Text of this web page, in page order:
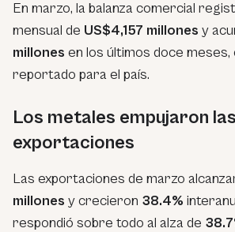
En marzo, la balanza comercial
mensual de US$4,157 millones y
millones en los últimos doce meses,
reportado para el país.
Los metales empujaron las
exportaciones
Las exportaciones de marzo
millones y crecieron 38.4%
respondió sobre todo al alza de